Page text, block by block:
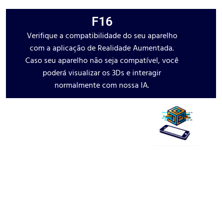
F16
Verifique a compatibilidade do seu aparelho
com a aplicação de Realidade Aumentada.
Caso seu aparelho não seja compatível, você
poderá visualizar os 3Ds e interagir
normalmente com nossa IA.